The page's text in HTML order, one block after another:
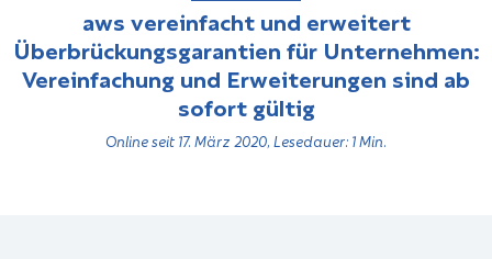
aws vereinfacht und erweitert
Überbrückungsgarantien für Unternehmen:
Vereinfachung und Erweiterungen sind ab
sofort gültig
Online seit 17. März 2020, Lesedauer: 1 Min.